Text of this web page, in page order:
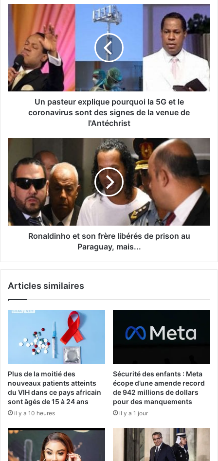
Un pasteur explique pourquoi la 5G et le
coronavirus sont des signes de la venue de
l'Antéchrist
Ronaldinho et son frère libérés de prison au
Paraguay, mais...
Articles similaires
Plus de la moitié des
nouveaux patients atteints
du VIH dans ce pays africain
sont âgés de 15 à 24 ans
il y a 10 heures
Sécurité des enfants : Meta
écope d’une amende record
de 942 millions de dollars
pour des manquements
il y a 1 jour